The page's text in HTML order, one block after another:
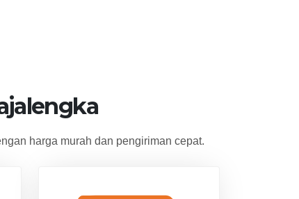
harga murah dan pengiriman cepat.